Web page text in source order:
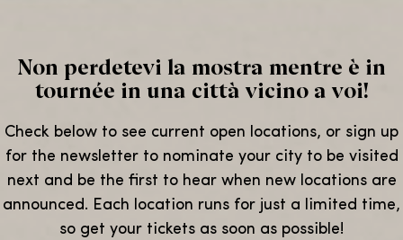
Non perdetevi la mostra mentre è in
tournée in una città vicino a voi!
Check below to see current open locations, or sign up
for the newsletter to nominate your city to be visited
next and be the first to hear when new locations are
announced. Each location runs for just a limited time,
so get your tickets as soon as possible!